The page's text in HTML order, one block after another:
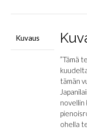
Kuvaus
”Tämä
tämän
novellin
ohella